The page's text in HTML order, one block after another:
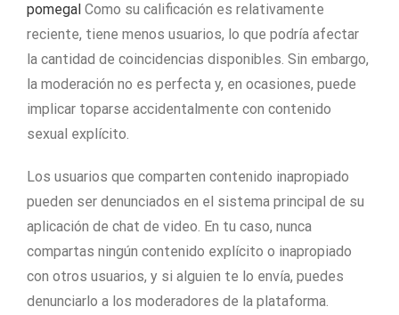
pomegal Como su calificación es relativamente
reciente, tiene menos usuarios, lo que podría afectar
la cantidad de coincidencias disponibles. Sin embargo,
la moderación no es perfecta y, en ocasiones, puede
implicar toparse accidentalmente con contenido
sexual explícito.
Los usuarios que comparten contenido inapropiado
pueden ser denunciados en el sistema principal de su
aplicación de chat de video. En tu caso, nunca
compartas ningún contenido explícito o inapropiado
con otros usuarios, y si alguien te lo envía, puedes
denunciarlo a los moderadores de la plataforma.